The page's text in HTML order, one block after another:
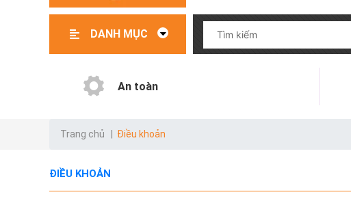
DANH MỤC
An toàn
Trang chủ Điều khoản
ĐIỀU KHOẢN